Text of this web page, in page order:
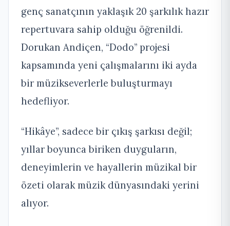
genç sanatçının yaklaşık 20 şarkılık hazır
repertuvara sahip olduğu öğrenildi.
Dorukan Andiçen, “Dodo” projesi
kapsamında yeni çalışmalarını iki ayda
bir müzikseverlerle buluşturmayı
hedefliyor.
“Hikâye”, sadece bir çıkış şarkısı değil;
yıllar boyunca biriken duyguların,
deneyimlerin ve hayallerin müzikal bir
özeti olarak müzik dünyasındaki yerini
alıyor.